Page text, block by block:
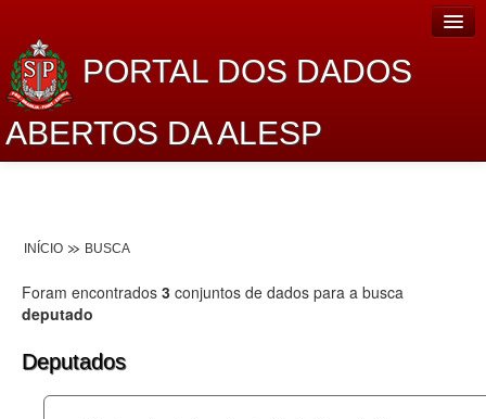
PORTAL DOS DADOS
ABERTOS DA ALESP
Lei de Acesso à Informação
Dados Governamentais Abertos
Planejamento
INÍCIO BUSCA
Foram encontrados 3 conjuntos de dados para a busca
deputado
Deputados